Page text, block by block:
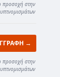
προσοχή στην
→
προσοχή στην